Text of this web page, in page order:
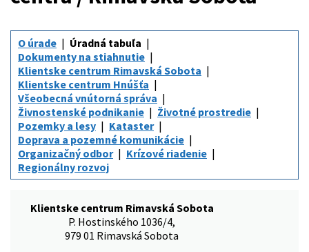
O úrade
Úradná tabuľa
Dokumenty na stiahnutie
Klientske centrum Rimavská Sobota
Klientske centrum Hnúšťa
Všeobecná vnútorná správa
Živnostenské podnikanie
Životné prostredie
Pozemky a lesy
Kataster
Doprava a pozemné komunikácie
Organizačný odbor
Krízové riadenie
Regionálny rozvoj
Klientske centrum Rimavská Sobota
P. Hostinského 1036/4,
979 01 Rimavská Sobota